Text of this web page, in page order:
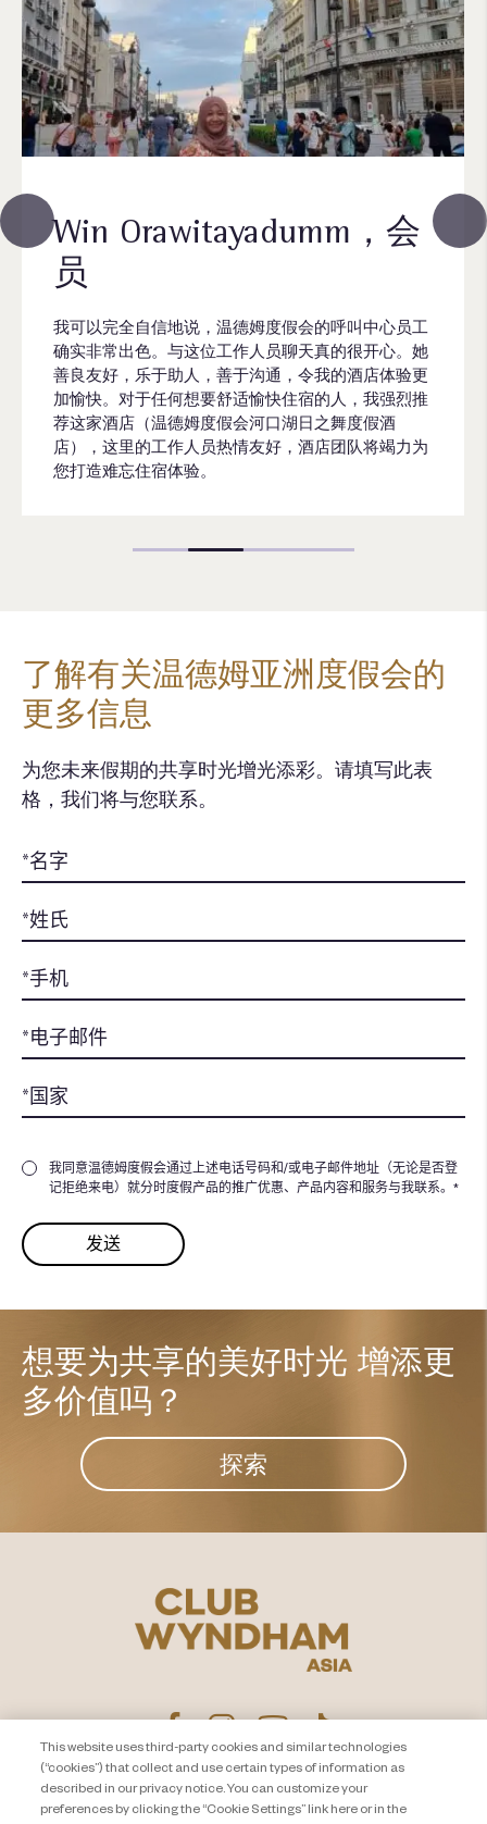
Win Orawitayadumm，会
员
我可以完全自信地说，温德姆度假会的呼叫中心员工
确实非常出色。与这位工作人员聊天真的很开心。她
善良友好，乐于助人，善于沟通，令我的酒店体验更
加愉快。对于任何想要舒适愉快住宿的人，我强烈推
荐这家酒店（温德姆度假会河口湖日之舞度假酒
店），这里的工作人员热情友好，酒店团队将竭力为
您打造难忘住宿体验。
了解有关温德姆亚洲度假会的
更多信息
为您未来假期的共享时光增光添彩。请填写此表
格，我们将与您联系。
我同意温德姆度假会通过上述电话号码和/或电子邮件地址（无论是否登
记拒绝来电）就分时度假产品的推广优惠、产品内容和服务与我联系。*
想要为共享的美好时光 增添更
多价值吗？
探索
隐私声明
联系我们
This website uses third-party cookies and similar technologies
(“cookies”) that collect and use certain types of information as
described in our privacy notice. You can customize your
preferences by clicking the “Cookie Settings” link here or in the